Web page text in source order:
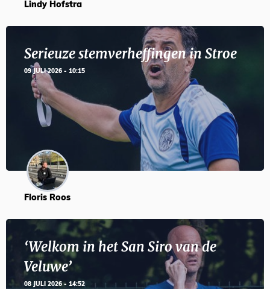
Lindy Hofstra
Serieuze stemverheffingen in Stroe
09 JULI 2026 - 10:15
Floris Roos
‘Welkom in het San Siro van de
Veluwe’
08 JULI 2026 - 14:52